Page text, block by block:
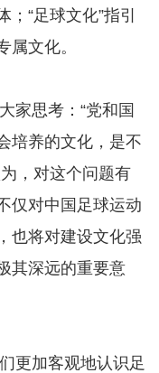
“足球文化”指引
属文化。
思考：“党和国
培养的文化，是不
，对这个问题有
仅对中国足球运动
也将对建设文化强
其深远的重要意
加客观地认识足